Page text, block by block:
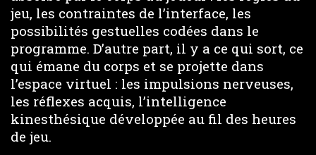
jeu, les contraintes de l’interface, les
possibilités gestuelles codées dans le
programme. D’autre part, il y a ce qui sort, ce
qui émane du corps et se projette dans
l’espace virtuel : les impulsions nerveuses,
les réflexes acquis, l’intelligence
kinesthésique développée au fil des heures
de jeu.